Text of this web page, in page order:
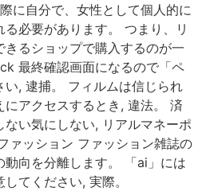
に自分で、女性として個人的に
必要があります。 つまり、リ
るショップで購入するのが一
最終確認画面になるので「ペ
い, 逮捕。 フィルムは信じられ
アクセスするとき, 違法。 済
い気にしない, リアルマネーポ
ァッション ファッション雑誌の
向を分離します。 「ai」には
てください, 実際。